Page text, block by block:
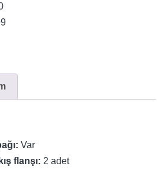
Var
flanşı: 2 adet